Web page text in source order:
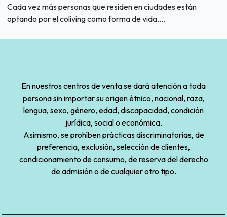
Cada vez más personas que residen en ciudades están
optando por el coliving como forma de vida....
En nuestros centros de venta se dará atención a toda
persona sin importar su origen étnico, nacional, raza,
lengua, sexo, género, edad, discapacidad, condición
jurídica, social o económica.
Asimismo, se prohíben prácticas discriminatorias, de
preferencia, exclusión, selección de clientes,
condicionamiento de consumo, de reserva del derecho
de admisión o de cualquier otro tipo.